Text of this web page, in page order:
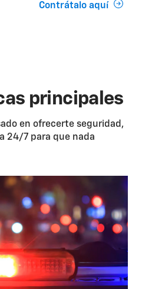
Contrátalo aquí
principales
en ofrecerte seguridad,
24/7 para que nada